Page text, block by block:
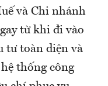
và Chi nhánh
từ khi đi vào
tư toàn diện và
thống công